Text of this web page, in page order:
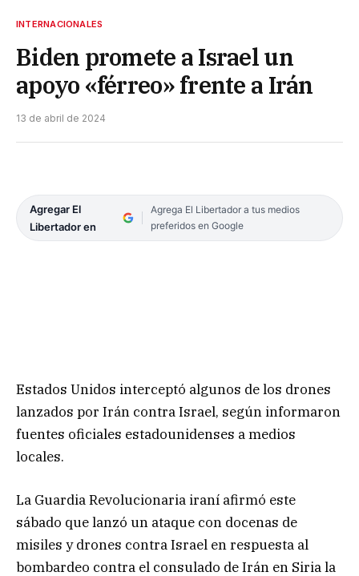
INTERNACIONALES
Biden promete a Israel un
apoyo «férreo» frente a Irán
13 de abril de 2024
Agregar El
Libertador en
Agrega El Libertador a tus medios
preferidos en Google
Estados Unidos interceptó algunos de los drones
lanzados por Irán contra Israel, según informaron
fuentes oficiales estadounidenses a medios
locales.
La Guardia Revolucionaria iraní afirmó este
sábado que lanzó un ataque con docenas de
misiles y drones contra Israel en respuesta al
bombardeo contra el consulado de Irán en Siria la